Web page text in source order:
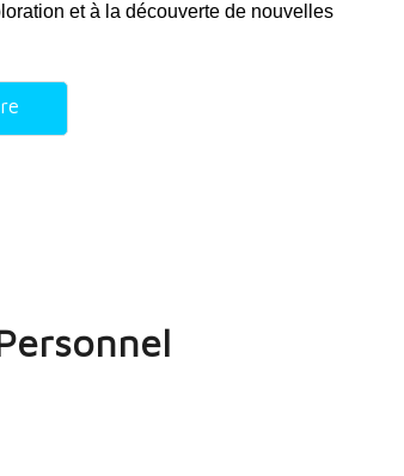
et à la découverte de nouvelles